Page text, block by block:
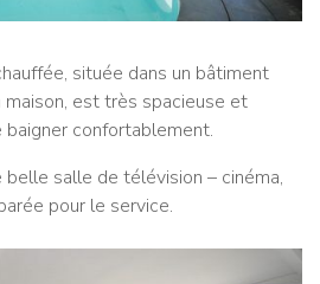
située dans un bâtiment
est très spacieuse et
baigner confortablement.
belle salle de télévision – cinéma,
pour le service.